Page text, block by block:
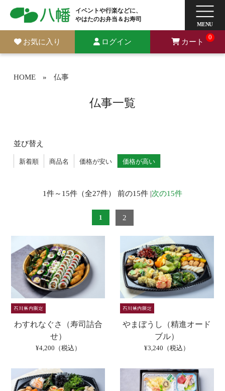
イベントや行楽などに、
やはたのお弁当＆お寿司
お気に入り ログイン カート
0
HOME » 仏事
仏事一覧
並び替え
新着順 商品名 価格が安い 価格が高い
1件～15件（全27件） 前の15件 |次の15件
1 2
わすれなぐさ（寿司詰合
せ）
¥4,200（税込）
やまぼうし（精進オード
ブル）
¥3,240（税込）